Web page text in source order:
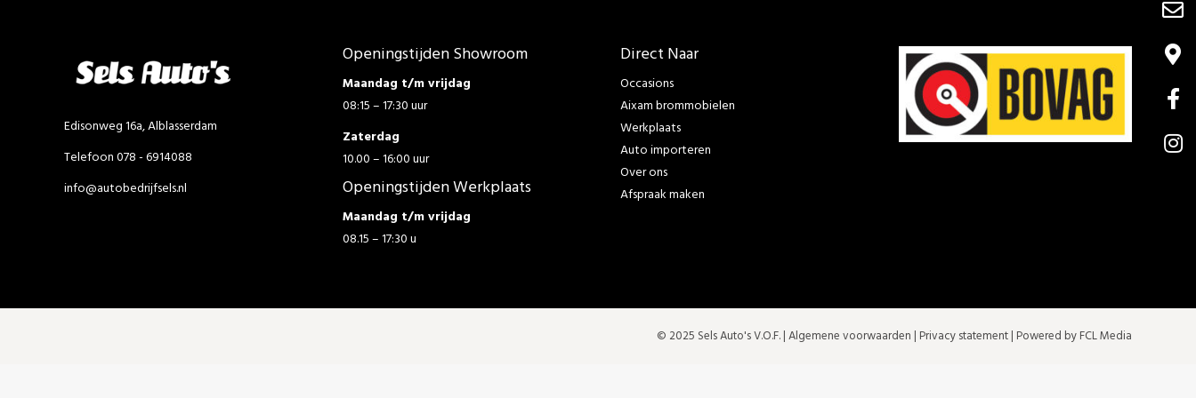
Edisonweg 16a, Alblasserdam
Telefoon 078 - 6914088
info@autobedrijfsels.nl
Openingstijden Showroom
Maandag t/m vrijdag
08:15 – 17:30 uur
Zaterdag
10.00 – 16:00 uur
Openingstijden Werkplaats
Maandag t/m vrijdag
08.15 – 17:30 u
Direct Naar
Occasions
Aixam brommobielen
Werkplaats
Auto importeren
Over ons
Afspraak maken
© 2025 Sels Auto's V.O.F. |Algemene voorwaarden | Privacy statement| Powered by FCL Media